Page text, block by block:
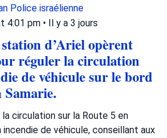
Police israélienne
4:01 pm • Il y a 3 jours
d’Ariel opèrent
réguler la circulation
de véhicule sur le bord
Samarie.
circulation sur la Route 5 en
incendie de véhicule, conseillant aux